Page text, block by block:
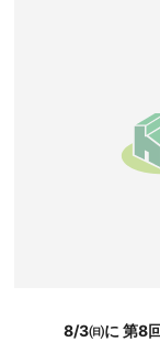
8/3㈰に 第8